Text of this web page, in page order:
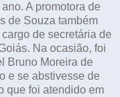
A promotora de
de Souza também
de secretária de
Na ocasião, foi
Bruno Moreira de
e se abstivesse de
que foi atendido em